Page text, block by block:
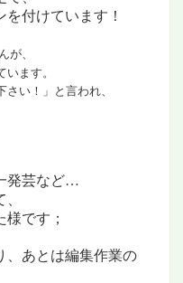
付けています！
が、
ます。
い！」と言われ、
発芸など…
です；
、あとは編集作業の